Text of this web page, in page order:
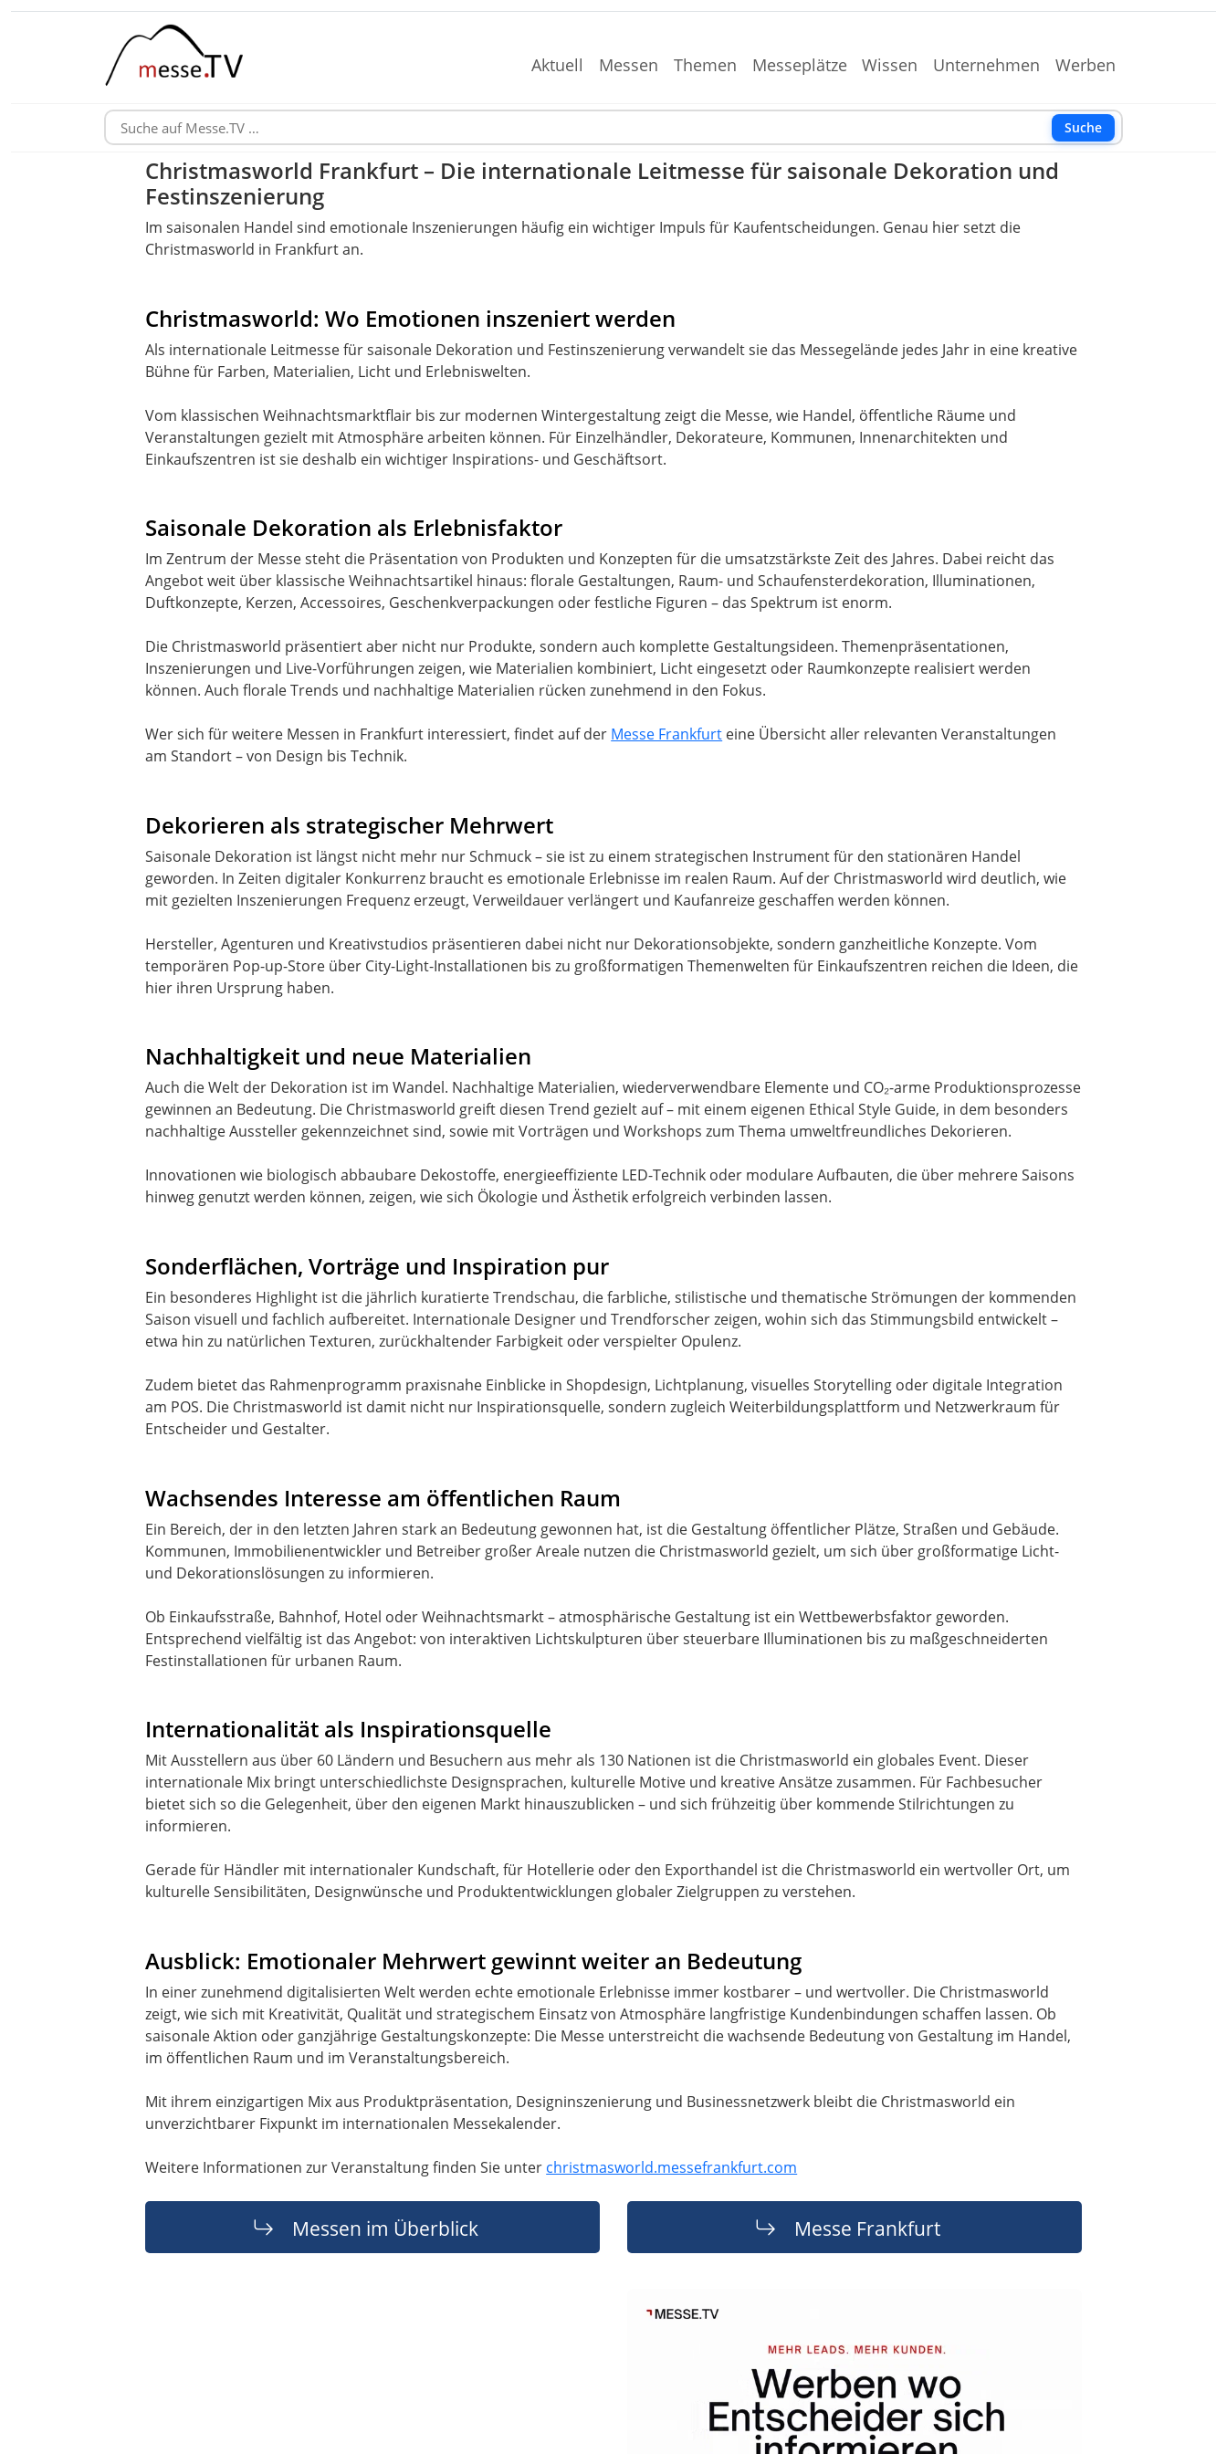
Aktuell Messen Themen Messeplätze Wissen Unternehmen Werben
Suche
Christmasworld Frankfurt – Die internationale Leitmesse für saisonale Dekoration und
Festinszenierung
Im saisonalen Handel sind emotionale Inszenierungen häufig ein wichtiger Impuls für Kaufentscheidungen. Genau hier setzt die
Christmasworld in Frankfurt an.
Christmasworld: Wo Emotionen inszeniert werden
Als internationale Leitmesse für saisonale Dekoration und Festinszenierung verwandelt sie das Messegelände jedes Jahr in eine kreative
Bühne für Farben, Materialien, Licht und Erlebniswelten.
Vom klassischen Weihnachtsmarktflair bis zur modernen Wintergestaltung zeigt die Messe, wie Handel, öffentliche Räume und
Veranstaltungen gezielt mit Atmosphäre arbeiten können. Für Einzelhändler, Dekorateure, Kommunen, Innenarchitekten und
Einkaufszentren ist sie deshalb ein wichtiger Inspirations- und Geschäftsort.
Saisonale Dekoration als Erlebnisfaktor
Im Zentrum der Messe steht die Präsentation von Produkten und Konzepten für die umsatzstärkste Zeit des Jahres. Dabei reicht das
Angebot weit über klassische Weihnachtsartikel hinaus: florale Gestaltungen, Raum- und Schaufensterdekoration, Illuminationen,
Duftkonzepte, Kerzen, Accessoires, Geschenkverpackungen oder festliche Figuren – das Spektrum ist enorm.
Die Christmasworld präsentiert aber nicht nur Produkte, sondern auch komplette Gestaltungsideen. Themenpräsentationen,
Inszenierungen und Live-Vorführungen zeigen, wie Materialien kombiniert, Licht eingesetzt oder Raumkonzepte realisiert werden
können. Auch florale Trends und nachhaltige Materialien rücken zunehmend in den Fokus.
Wer sich für weitere Messen in Frankfurt interessiert, findet auf der Messe Frankfurt eine Übersicht aller relevanten Veranstaltungen
am Standort – von Design bis Technik.
Dekorieren als strategischer Mehrwert
Saisonale Dekoration ist längst nicht mehr nur Schmuck – sie ist zu einem strategischen Instrument für den stationären Handel
geworden. In Zeiten digitaler Konkurrenz braucht es emotionale Erlebnisse im realen Raum. Auf der Christmasworld wird deutlich, wie
mit gezielten Inszenierungen Frequenz erzeugt, Verweildauer verlängert und Kaufanreize geschaffen werden können.
Hersteller, Agenturen und Kreativstudios präsentieren dabei nicht nur Dekorationsobjekte, sondern ganzheitliche Konzepte. Vom
temporären Pop-up-Store über City-Light-Installationen bis zu großformatigen Themenwelten für Einkaufszentren reichen die Ideen, die
hier ihren Ursprung haben.
Nachhaltigkeit und neue Materialien
Auch die Welt der Dekoration ist im Wandel. Nachhaltige Materialien, wiederverwendbare Elemente und CO₂-arme Produktionsprozesse
gewinnen an Bedeutung. Die Christmasworld greift diesen Trend gezielt auf – mit einem eigenen Ethical Style Guide, in dem besonders
nachhaltige Aussteller gekennzeichnet sind, sowie mit Vorträgen und Workshops zum Thema umweltfreundliches Dekorieren.
Innovationen wie biologisch abbaubare Dekostoffe, energieeffiziente LED-Technik oder modulare Aufbauten, die über mehrere Saisons
hinweg genutzt werden können, zeigen, wie sich Ökologie und Ästhetik erfolgreich verbinden lassen.
Sonderflächen, Vorträge und Inspiration pur
Ein besonderes Highlight ist die jährlich kuratierte Trendschau, die farbliche, stilistische und thematische Strömungen der kommenden
Saison visuell und fachlich aufbereitet. Internationale Designer und Trendforscher zeigen, wohin sich das Stimmungsbild entwickelt –
etwa hin zu natürlichen Texturen, zurückhaltender Farbigkeit oder verspielter Opulenz.
Zudem bietet das Rahmenprogramm praxisnahe Einblicke in Shopdesign, Lichtplanung, visuelles Storytelling oder digitale Integration
am POS. Die Christmasworld ist damit nicht nur Inspirationsquelle, sondern zugleich Weiterbildungsplattform und Netzwerkraum für
Wachsendes Interesse am öffentlichen Raum
Ein Bereich, der in den letzten Jahren stark an Bedeutung gewonnen hat, ist die Gestaltung öffentlicher Plätze, Straßen und Gebäude.
Kommunen, Immobilienentwickler und Betreiber großer Areale nutzen die Christmasworld gezielt, um sich über großformatige Licht-
und Dekorationslösungen zu informieren.
Ob Einkaufsstraße, Bahnhof, Hotel oder Weihnachtsmarkt – atmosphärische Gestaltung ist ein Wettbewerbsfaktor geworden.
Entsprechend vielfältig ist das Angebot: von interaktiven Lichtskulpturen über steuerbare Illuminationen bis zu maßgeschneiderten
Festinstallationen für urbanen Raum.
Internationalität als Inspirationsquelle
Mit Ausstellern aus über 60 Ländern und Besuchern aus mehr als 130 Nationen ist die Christmasworld ein globales Event. Dieser
internationale Mix bringt unterschiedlichste Designsprachen, kulturelle Motive und kreative Ansätze zusammen. Für Fachbesucher
bietet sich so die Gelegenheit, über den eigenen Markt hinauszublicken – und sich frühzeitig über kommende Stilrichtungen zu
informieren.
Gerade für Händler mit internationaler Kundschaft, für Hotellerie oder den Exporthandel ist die Christmasworld ein wertvoller Ort, um
kulturelle Sensibilitäten, Designwünsche und Produktentwicklungen globaler Zielgruppen zu verstehen.
Ausblick: Emotionaler Mehrwert gewinnt weiter an Bedeutung
In einer zunehmend digitalisierten Welt werden echte emotionale Erlebnisse immer kostbarer – und wertvoller. Die Christmasworld
zeigt, wie sich mit Kreativität, Qualität und strategischem Einsatz von Atmosphäre langfristige Kundenbindungen schaffen lassen. Ob
saisonale Aktion oder ganzjährige Gestaltungskonzepte: Die Messe unterstreicht die wachsende Bedeutung von Gestaltung im Handel,
im öffentlichen Raum und im Veranstaltungsbereich.
Mit ihrem einzigartigen Mix aus Produktpräsentation, Designinszenierung und Businessnetzwerk bleibt die Christmasworld ein
unverzichtbarer Fixpunkt im internationalen Messekalender.
Weitere Informationen zur Veranstaltung finden Sie unter christmasworld.messefrankfurt.com
Messen im Überblick Messe Frankfurt